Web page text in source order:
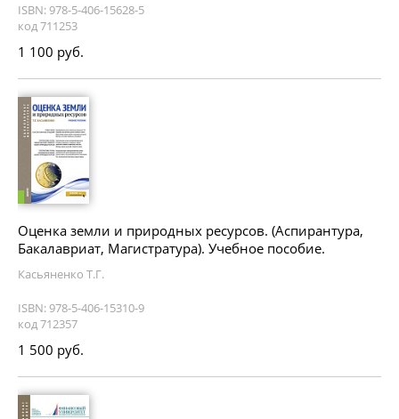
ISBN: 978-5-406-15628-5
код 711253
1 100 руб.
Оценка земли и природных ресурсов. (Аспирантура,
Бакалавриат, Магистратура). Учебное пособие.
Касьяненко Т.Г.
ISBN: 978-5-406-15310-9
код 712357
1 500 руб.